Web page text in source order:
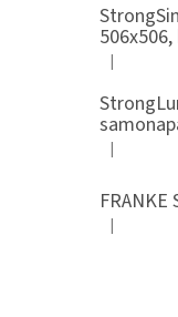
|
|
|